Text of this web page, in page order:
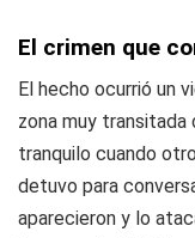
El crimen que
El hecho ocurrió un
zona muy transitada
tranquilo cuando
detuvo para
aparecieron y lo